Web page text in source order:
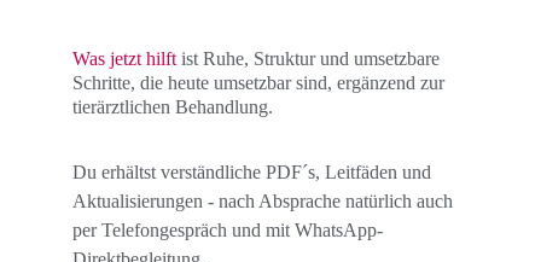
Was jetzt hilft ist Ruhe, Struktur und umsetzbare
Schritte, die heute umsetzbar sind, ergänzend zur
tierärztlichen Behandlung.
Du erhältst verständliche PDF´s, Leitfäden und
Aktualisierungen - nach Absprache natürlich auch
per Telefongespräch und mit WhatsApp-